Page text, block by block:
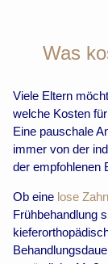
Was
Viele Eltern
welche Kosten
Eine pauschale
immer von der
der empfohlenen
Ob eine lose
Frühbehandlung